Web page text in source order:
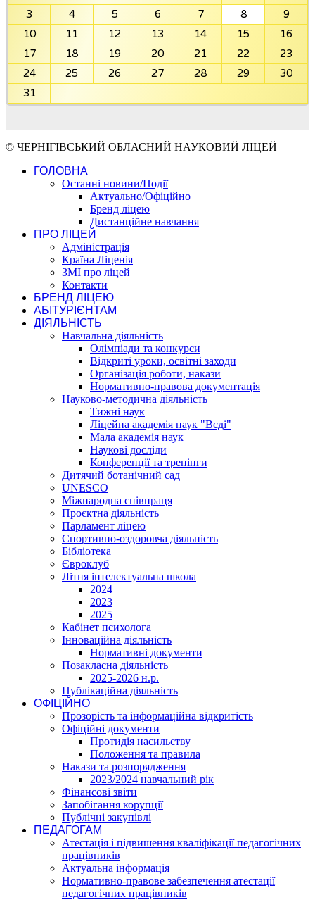
3
4 5 6 7 8
9
10
11 12 13 14 15
16
17
18 19 20 21 22
23
24
25 26 27 28 29
30
31
© ЧЕРНІГІВСЬКИЙ ОБЛАСНИЙ НАУКОВИЙ ЛІЦЕЙ
ГОЛОВНА
Останні новини/Події
Актуально/Офіційно
Бренд ліцею
Дистанційне навчання
ПРО ЛІЦЕЙ
Адміністрація
Країна Ліценія
ЗМІ про ліцей
Контакти
БРЕНД ЛІЦЕЮ
АБІТУРІЄНТАМ
ДІЯЛЬНІСТЬ
Навчальна діяльність
Олімпіади та конкурси
Відкриті уроки, освітні заходи
Організація роботи, накази
Нормативно-правова документація
Науково-методична діяльність
Тижні наук
Ліцейна академія наук "Вєді"
Мала академія наук
Наукові досліди
Конференції та тренінги
Дитячий ботанічний сад
UNESCO
Міжнародна співпраця
Проєктна діяльність
Парламент ліцею
Спортивно-оздоровча діяльність
Бібліотека
Євроклуб
Літня інтелектуальна школа
2024
2023
2025
Кабінет психолога
Інноваційна діяльність
Нормативні документи
Позакласна діяльність
2025-2026 н.р.
Публікаційна діяльність
ОФІЦІЙНО
Прозорість та інформаційна відкритість
Офіційні документи
Протидія насильству
Положення та правила
Накази та розпорядження
2023/2024 навчальний рік
Фінансові звіти
Запобігання корупції
Публічні закупівлі
ПЕДАГОГАМ
Атестація і підвишення кваліфікації педагогічних
працівників
Актуальна інформація
Нормативно-правове забезпечення атестації
педагогічних працівників